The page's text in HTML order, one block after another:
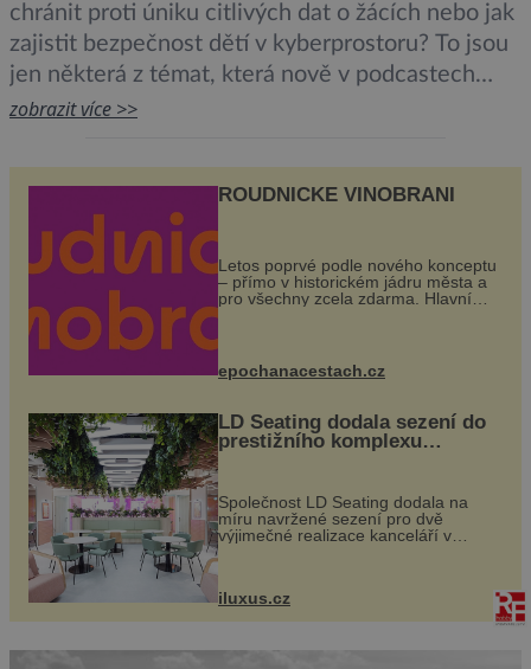
chránit proti úniku citlivých dat o žácích nebo jak
zajistit bezpečnost dětí v kyberprostoru? To jsou
jen některá z témat, která nově v podcastech
projektu SYPO probírají ICT odborníci Pavel
SYPO jsou podcasty navíc doplněny o mnoho
dalších informací, textů a odkazů. Projekt SYPO
zobrazit více >>
ROUDNICKÉ VINOBRANÍ
Letos poprvé podle nového konceptu
– přímo v historickém jádru města a
pro všechny zcela zdarma. Hlavní
epochanacestach.cz
LD Seating dodala sezení do
prestižního komplexu
Společnost LD Seating dodala na
míru navržené sezení pro dvě
výjimečné realizace kanceláří v
budov Media...
iluxus.cz